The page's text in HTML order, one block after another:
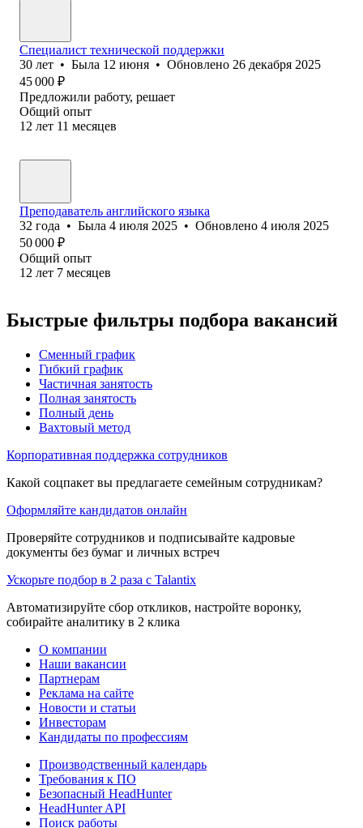
Специалист технической поддержки
30 лет • Была 12 июня • Обновлено 26 декабря 2025
45 000 ₽
Предложили работу, решает
Общий опыт
12 лет 11 месяцев
Преподаватель английского языка
32 года • Была 4 июля 2025 • Обновлено 4 июля 2025
50 000 ₽
Общий опыт
12 лет 7 месяцев
Быстрые фильтры подбора вакансий
Сменный график
Гибкий график
Частичная занятость
Полная занятость
Полный день
Вахтовый метод
Корпоративная поддержка сотрудников
Какой соцпакет вы предлагаете семейным сотрудникам?
Оформляйте кандидатов онлайн
Проверяйте сотрудников и подписывайте кадровые
документы без бумаг и личных встреч
Ускорьте подбор в 2 раза с Talantix
Автоматизируйте сбор откликов, настройте воронку,
собирайте аналитику в 2 клика
О компании
Наши вакансии
Партнерам
Реклама на сайте
Новости и статьи
Инвесторам
Кандидаты по профессиям
Производственный календарь
Требования к ПО
Безопасный HeadHunter
HeadHunter API
Поиск работы